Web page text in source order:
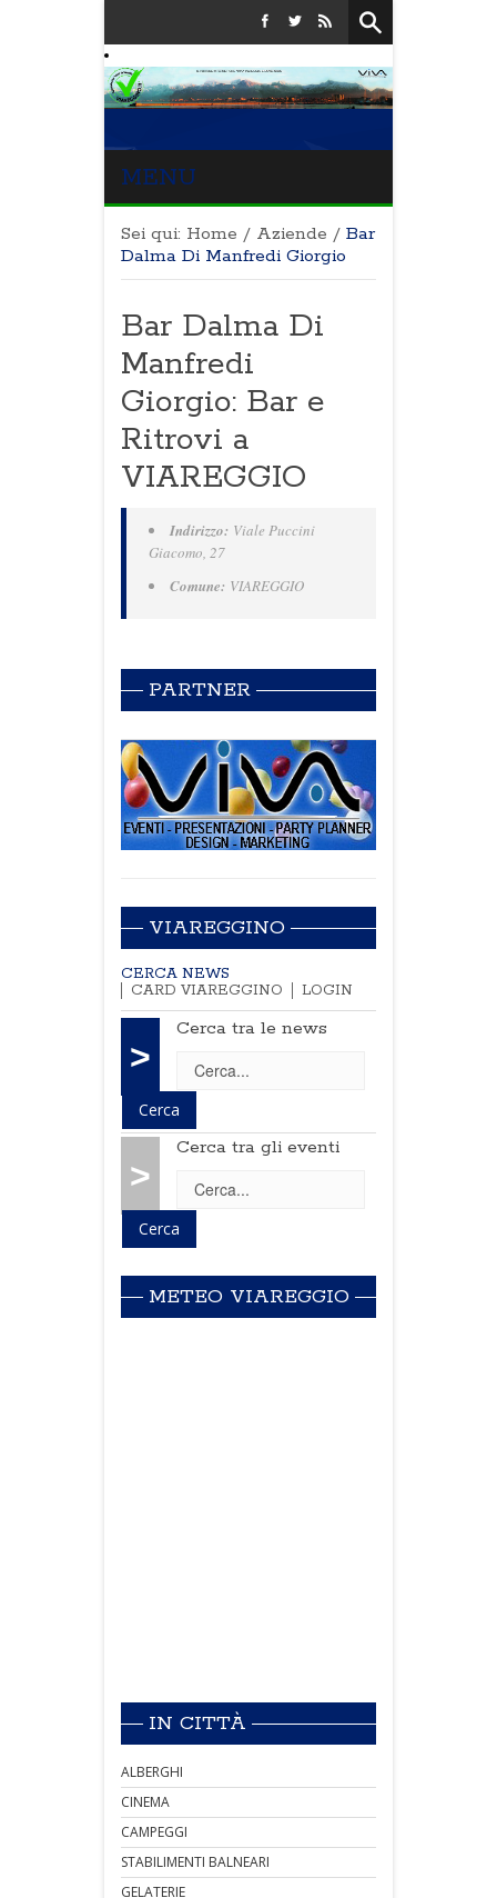
MENU
Sei qui: Home / Aziende / Bar
Dalma Di Manfredi Giorgio
Bar Dalma Di
Manfredi
Giorgio: Bar e
Ritrovi a
VIAREGGIO
Indirizzo: Viale Puccini
Giacomo, 27
Comune: VIAREGGIO
PARTNER
VIAREGGINO
CERCA NEWS
CARD VIAREGGINO
LOGIN
>
Cerca tra le news
>
Cerca tra gli eventi
METEO VIAREGGIO
IN CITTÀ
ALBERGHI
CINEMA
CAMPEGGI
STABILIMENTI BALNEARI
GELATERIE